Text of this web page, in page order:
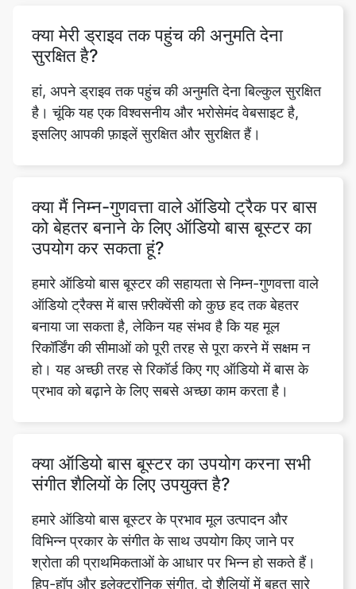
हां, अपने ड्राइव तक पहुंच की अनुमति देना बिल्कुल सुरक्षित
है। चूंकि यह एक विश्वसनीय और भरोसेमंद वेबसाइट है,
इसलिए आपकी फ़ाइलें सुरक्षित और सुरक्षित हैं।
क्या मैं निम्न-गुणवत्ता वाले ऑडियो ट्रैक पर बास
हमारे ऑडियो बास बूस्टर की सहायता से निम्न-गुणवत्ता वाले
ऑडियो ट्रैक्स में बास फ़्रीक्वेंसी को कुछ हद तक बेहतर
बनाया जा सकता है, लेकिन यह संभव है कि यह मूल
रिकॉर्डिंग की सीमाओं को पूरी तरह से पूरा करने में सक्षम न
हो। यह अच्छी तरह से रिकॉर्ड किए गए ऑडियो में बास के
प्रभाव को बढ़ाने के लिए सबसे अच्छा काम करता है।
क्या ऑडियो बास बूस्टर का उपयोग करना सभी
हमारे ऑडियो बास बूस्टर के प्रभाव मूल उत्पादन और
विभिन्न प्रकार के संगीत के साथ उपयोग किए जाने पर
श्रोता की प्राथमिकताओं के आधार पर भिन्न हो सकते हैं।
हिप-हॉप और इलेक्ट्रॉनिक संगीत, दो शैलियों में बहुत सारे
बास होते हैं, जिनमें अधिक स्पष्ट प्रगति हो सकती है।